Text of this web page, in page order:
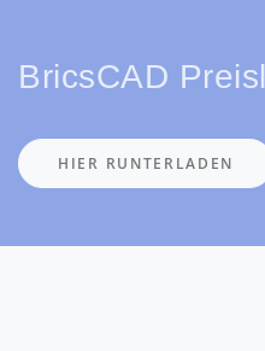
BricsCAD
HIER RUNTERLADEN